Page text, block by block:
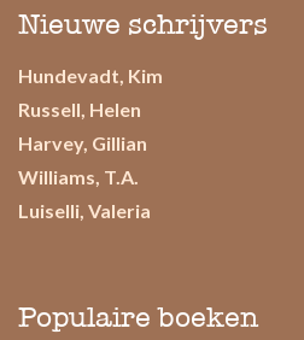
Nieuwe schrijvers
Hundevadt, Kim
Russell, Helen
Harvey, Gillian
Williams, T.A.
Luiselli, Valeria
Populaire boeken